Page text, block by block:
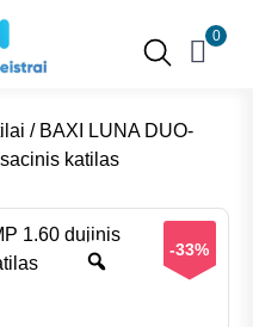
0
/ BAXI LUNA DUO-
katilas
-33%